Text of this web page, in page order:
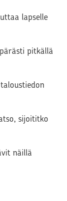
lapselle
pitkällä
sijoititko
näillä